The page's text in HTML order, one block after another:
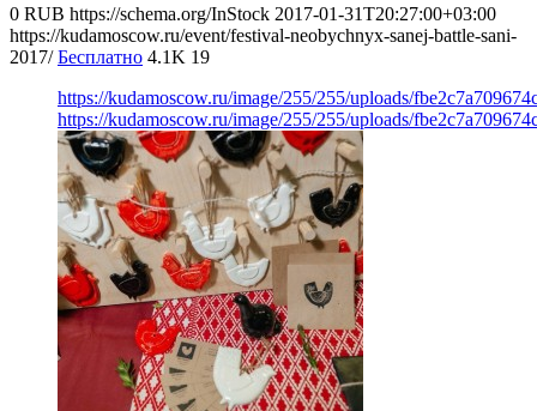
0 RUB https://schema.org/InStock 2017-01-31T20:27:00+03:00
https://kudamoscow.ru/event/festival-neobychnyx-sanej-battle-sani-
2017/ Бесплатно 4.1K 19
https://kudamoscow.ru/image/255/255/uploads/
https://kudamoscow.ru/image/255/255/uploads/